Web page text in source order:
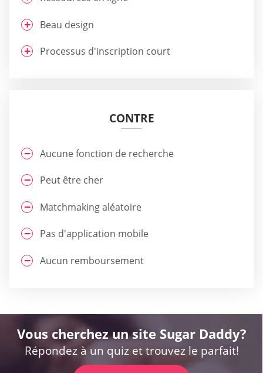
Beau design
Processus d'inscription court
CONTRE
Aucune fonction de recherche
Peut être cher
Matchmaking aléatoire
Pas d'application mobile
Aucun remboursement
Vous cherchez un site Sugar Daddy?
Répondez à un quiz et trouvez le parfait!